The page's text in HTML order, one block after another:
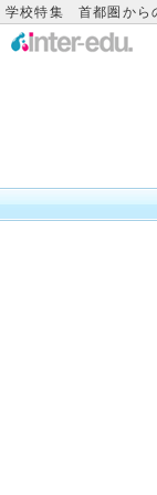
学校特集 首都圏から